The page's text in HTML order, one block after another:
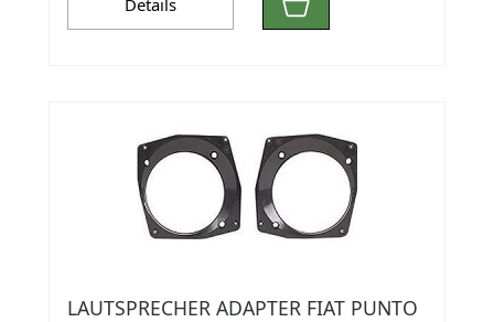
Details
LAUTSPRECHER ADAPTER FIAT PUNTO